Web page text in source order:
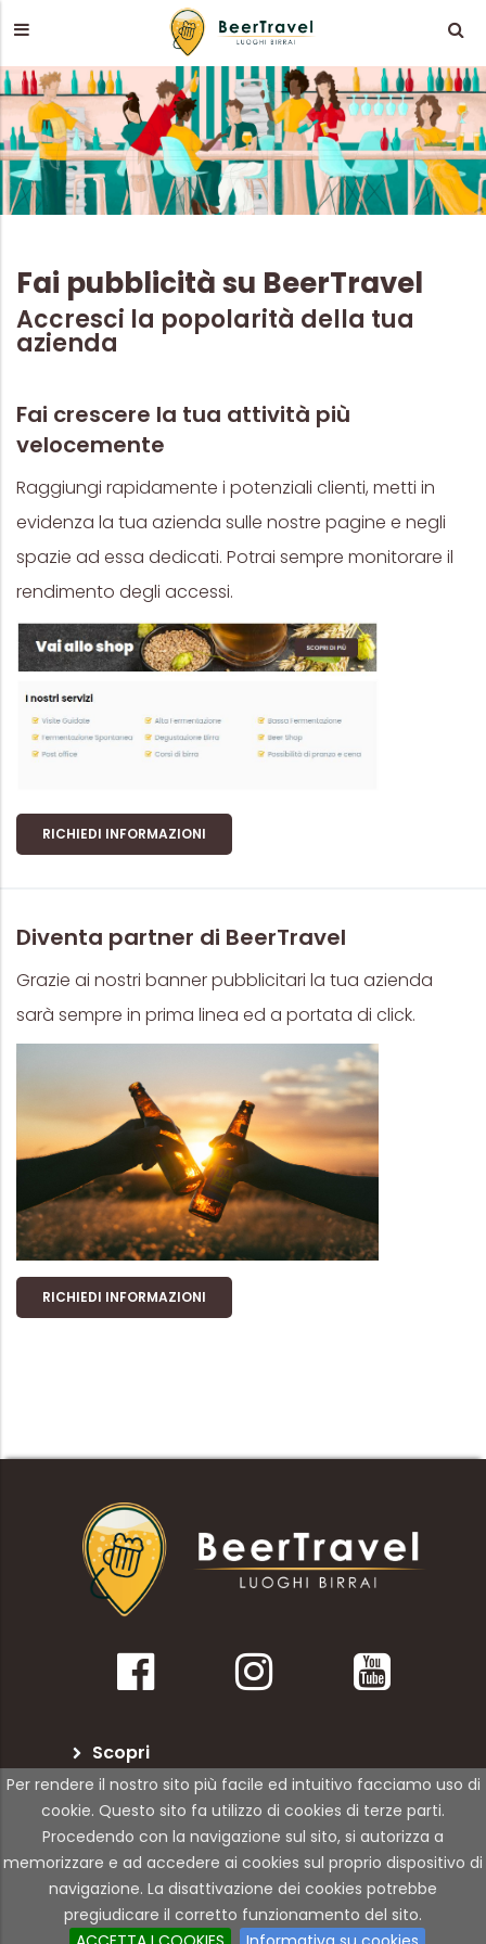
Per rendere il nostro sito più facile ed intuitivo facciamo uso di
cookie. Questo sito fa utilizzo di cookies di terze parti.
Procedendo con la navigazione sul sito, si autorizza a
memorizzare e ad accedere ai cookies sul proprio dispositivo di
navigazione. La disattivazione dei cookies potrebbe
pregiudicare il corretto funzionamento del sito.
Fai pubblicità su BeerTravel
Accresci la popolarità della tua
azienda
Fai crescere la tua attività più
velocemente
Raggiungi rapidamente i potenziali clienti, metti in
evidenza la tua azienda sulle nostre pagine e negli
spazie ad essa dedicati. Potrai sempre monitorare il
rendimento degli accessi.
RICHIEDI INFORMAZIONI
Diventa partner di BeerTravel
Grazie ai nostri banner pubblicitari la tua azienda
sarà sempre in prima linea ed a portata di click.
RICHIEDI INFORMAZIONI
Scopri
BeerTravel
Per le attività
© Copyright 2021 | 01Rabbit | All Rights Reserved